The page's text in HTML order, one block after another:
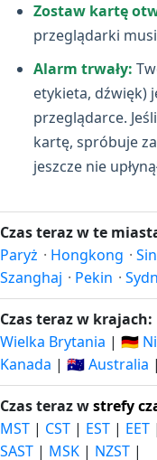
Zostaw kartę
przeglądarki
Alarm trwały:
etykieta, dźwięk)
przeglądarce.
kartę, spróbuje
jeszcze nie
Czas teraz w te
Paryż · Hongkong ·
Szanghaj · Pekin ·
Czas teraz w krajach:
Wielka Brytania | 🇩🇪
Kanada | 🇦🇺 Australia |
Czas teraz wstrefy
MST | CST | EST | EET |
SAST | MSK | NZST |